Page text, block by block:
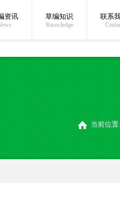
: 关于我们 草编常识
资讯 草编知识
Knowledge
联系
当前位置: